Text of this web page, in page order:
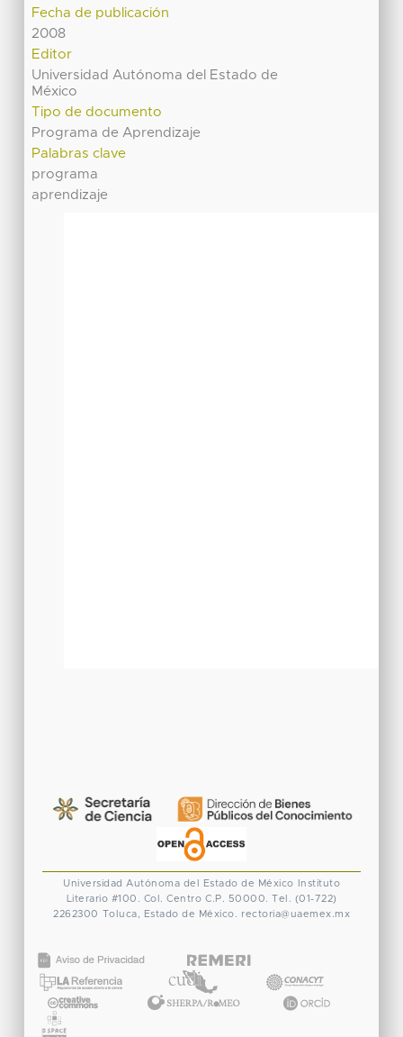
Fecha de publicación
2008
Editor
Universidad Autónoma del Estado de
México
Tipo de documento
Programa de Aprendizaje
Palabras clave
programa
aprendizaje
Universidad Autónoma del Estado de México
Instituto
Literario #100. Col. Centro C.P. 50000. Tel. (01-722)
2262300 Toluca, Estado de México. rectoria@uaemex.mx